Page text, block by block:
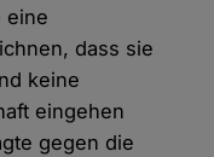
eine
dass sie
keine
eingehen
gegen die